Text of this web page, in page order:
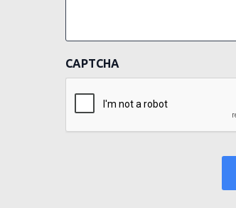
CAPTCHA